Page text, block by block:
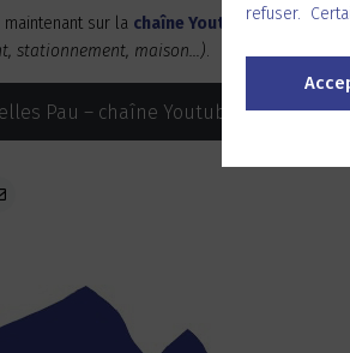
refuser.
sur la chaîne Youtube d’Alter
stationnement, maison…).
Pau – chaîne Youtube Alter Immo